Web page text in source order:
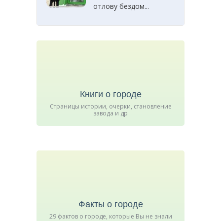
отлову бездом...
Книги о городе
Страницы истории, очерки, становление
завода и др
Факты о городе
29 фактов о городе, которые Вы не знали